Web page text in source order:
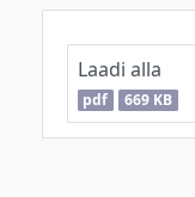
Laadi alla
pdf 669 KB